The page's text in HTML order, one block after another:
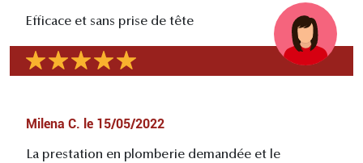
Efficace et sans prise de tête
Milena C. le 15/05/2022
La prestation en plomberie demandée et le